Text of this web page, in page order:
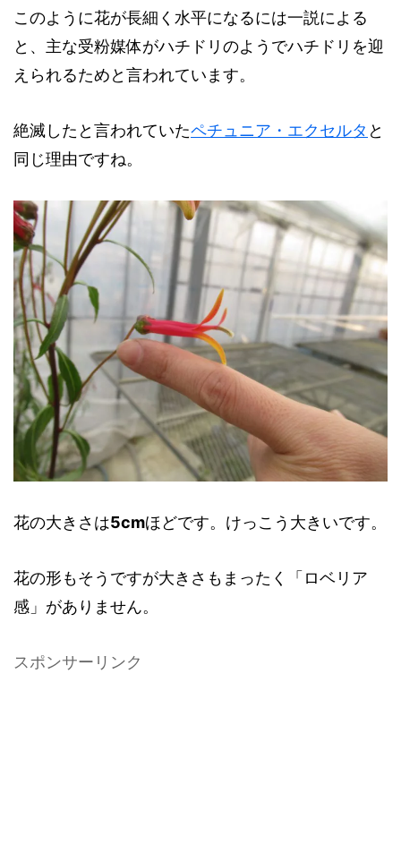
このように花が長細く水平になるには一説による
と、主な受粉媒体がハチドリのようでハチドリを迎
えられるためと言われています。
絶滅したと言われていたペチュニア・エクセルタ と
同じ理由ですね。
花の大きさは5cmほどです。けっこう大きいです。
花の形もそうですが大きさもまったく「ロベリア
感」がありません。
スポンサーリンク